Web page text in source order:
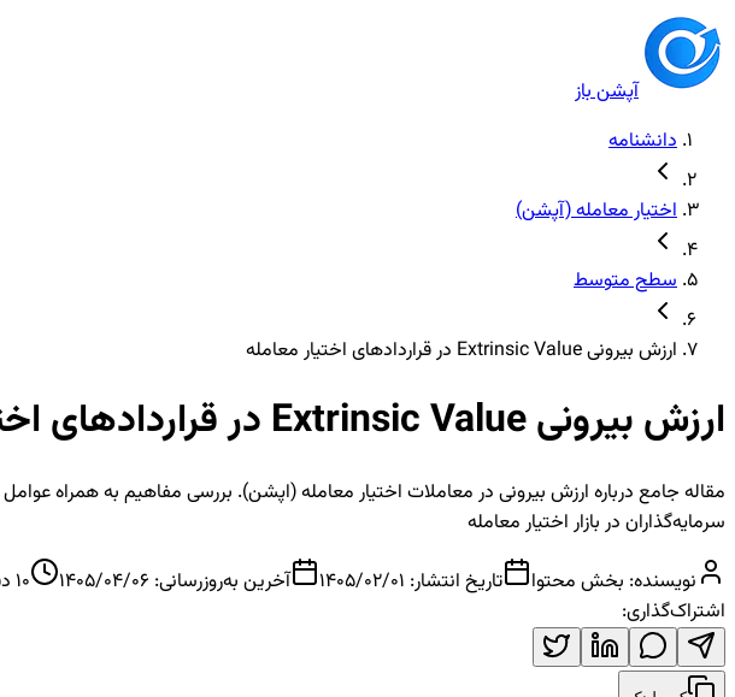
آپشن باز
دانشنامه
اختیار معامله (آپشن)
سطح متوسط
ارزش بیرونی Extrinsic Value در قراردادهای اختیار معامله
ارزش بیرونی Extrinsic Value در قراردادهای اختیار معامله
مقاله جامع درباره ارزش بیرونی در معاملات اختیار معامله (اپشن). بررسی مفاهیم به همراه
سرمایه‌گذاران در بازار اختیار معامله
نویسنده: بخش محتوا تاریخ انتشار: 1405/02/01 آخرین به‌روزرسانی: 1405/04/06
10
اشتراک‌گذاری: